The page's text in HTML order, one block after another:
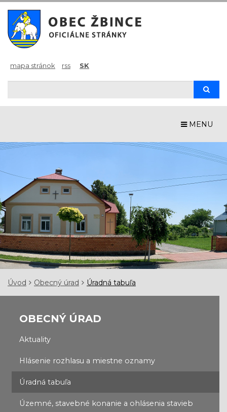
mapa stránok rss SK
MENU
Úvod Obecný úrad Úradná tabuľa
OBECNÝ ÚRAD
Aktuality
Hlásenie rozhlasu a miestne oznamy
Úradná tabuľa
Územné, stavebné konanie a ohlásenia stavieb